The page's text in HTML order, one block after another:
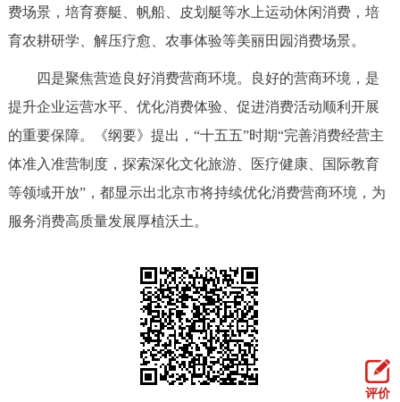
费场景，培育赛艇、帆船、皮划艇等水上运动休闲消费，培
育农耕研学、解压疗愈、农事体验等美丽田园消费场景。
四是聚焦营造良好消费营商环境。良好的营商环境，是
提升企业运营水平、优化消费体验、促进消费活动顺利开展
的重要保障。《纲要》提出，“十五五”时期“完善消费经营主
体准入准营制度，探索深化文化旅游、医疗健康、国际教育
等领域开放”，都显示出北京市将持续优化消费营商环境，为
服务消费高质量发展厚植沃土。
评价